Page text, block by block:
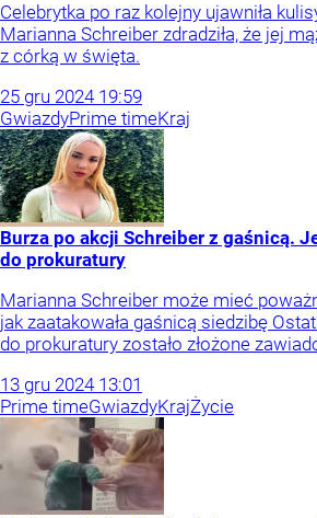
Celebrytka po raz kolejny ujawniła
Marianna Schreiber zdradziła, że jej
z córką w święta.
25 gru 2024 19:59
GwiazdyPrime timeKraj
Burza po akcji Schreiber z gaśnicą.
do prokuratury
Marianna Schreiber może mieć
jak zaatakowała gaśnicą siedzibę
do prokuratury zostało złożone
13 gru 2024 13:01
Prime timeGwiazdyKrajŻycie